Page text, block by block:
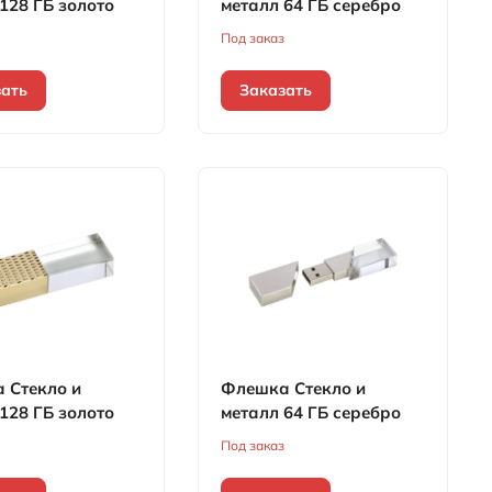
ГБ золото металл 64 ГБ серебро
Под заказ
Заказать
и
ГБ золото
Флешка Стекло и
металл 64 ГБ серебро
Под заказ